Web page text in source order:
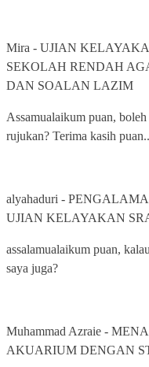
Mira - UJIAN
SEKOLAH RENDAH
DAN SOALAN LAZIM
Assamualaikum puan,
rujukan? Terima kasih
alyahaduri -
UJIAN KELAYAKAN
assalamualaikum puan,
saya juga?
Muhammad Azraie -
AKUARIUM DENGAN